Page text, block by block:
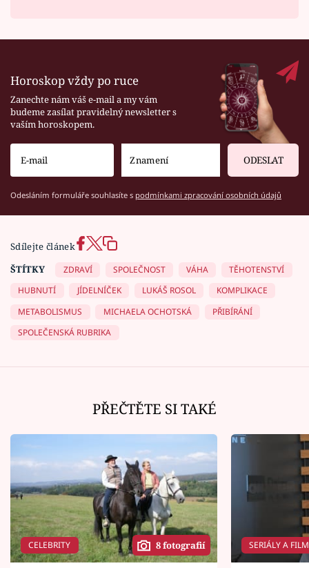
Horoskop vždy po ruce
Zanechte nám váš e-mail a my vám
budeme zasílat pravidelný newsletter s
vaším horoskopem.
ODESLAT
Odesláním formuláře souhlasíte s podmínkami zpracování osobních údajů
Sdílejte článek
ŠTÍTKY
ZDRAVÍ SPOLEČNOST VÁHA
TĚHOTENSTVÍ
HUBNUTÍ
JÍDELNÍČEK LUKÁŠ ROSOL
KOMPLIKACE
METABOLISMUS
MICHAELA OCHOTSKÁ
PŘIBÍRÁNÍ
SPOLEČENSKÁ RUBRIKA
PŘEČTĚTE SI TAKÉ
CELEBRITY 8 fotografií SERIÁLY A